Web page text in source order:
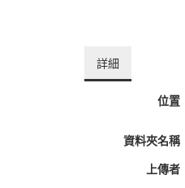
詳細
位置
資料夾名稱
上傳者